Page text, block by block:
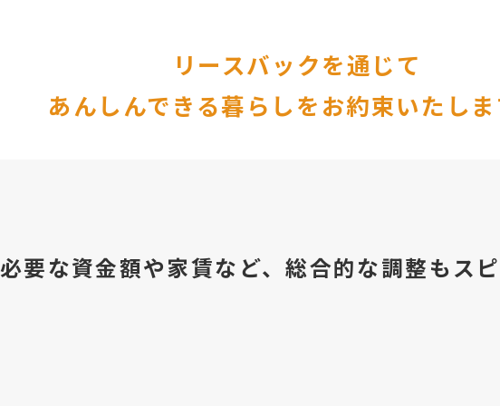
リースバックを通じて
あんしんできる暮らしをお約束いたし
必要な資金額や家賃など、総合的な調整もス